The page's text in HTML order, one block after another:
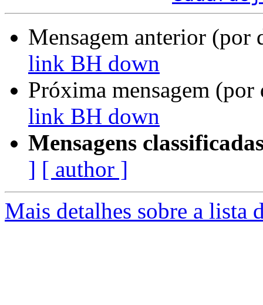
Mensagem anterior (por
link BH down
Próxima mensagem
link BH down
Mensagens
] [ author ]
Mais detalhes sobre a lista